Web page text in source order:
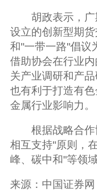
胡政表示，广
设立的创新型期
和"一带一路"倡议
借助协会在行业
关产业调研和产
也有利于打造有
金属行业影响力。
根据战略合作
相互支持"原则，
峰、碳中和"等领
来源：中国证券网